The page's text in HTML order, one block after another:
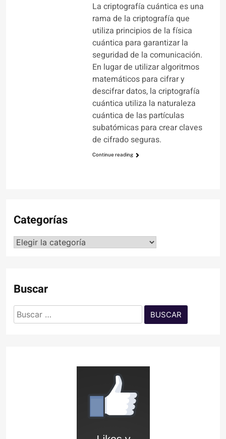
La criptografía cuántica es una
rama de la criptografía que
utiliza principios de la física
cuántica para garantizar la
seguridad de la comunicación.
En lugar de utilizar algoritmos
matemáticos para cifrar y
descifrar datos, la criptografía
cuántica utiliza la naturaleza
cuántica de las partículas
subatómicas para crear claves
de cifrado seguras.
Continue reading
Categorías
Categorías
Buscar
Buscar: